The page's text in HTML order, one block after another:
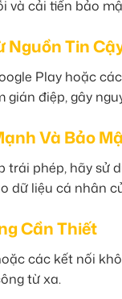
và cải tiến bảo
Nguồn Tin
Play hoặc
điệp, gây
Và Bảo
phép, hãy sử
dữ liệu cá nhân
Cần Thiết
các kết nối
từ xa.